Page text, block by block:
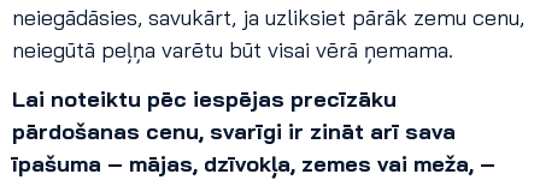
neiegādāsies, savukārt, ja uzliksiet pārāk zemu cenu,
neiegūtā peļņa varētu būt visai vērā ņemama.
Lai noteiktu pēc iespējas precīzāku
pārdošanas cenu, svarīgi ir zināt arī sava
īpašuma – mājas, dzīvokļa, zemes vai meža, –